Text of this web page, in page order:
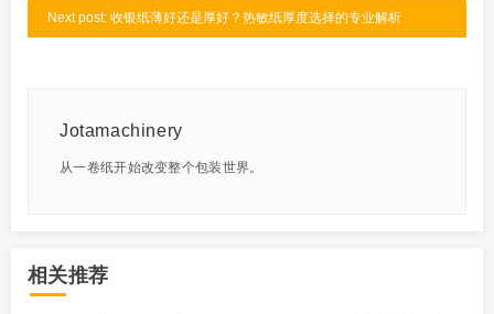
Next post: 收银纸薄好还是厚好？热敏纸厚度选择的专业解析
Jotamachinery
从一卷纸开始改变整个包装世界。
相关推荐